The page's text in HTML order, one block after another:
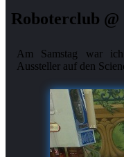
Roboterclub @
Am Samstag war